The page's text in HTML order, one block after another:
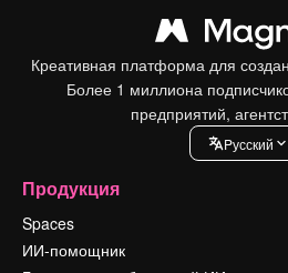
Креативная платформа для
Более 1 миллиона
предприятий,
Pусский
Продукция
Spaces
ИИ-помощник